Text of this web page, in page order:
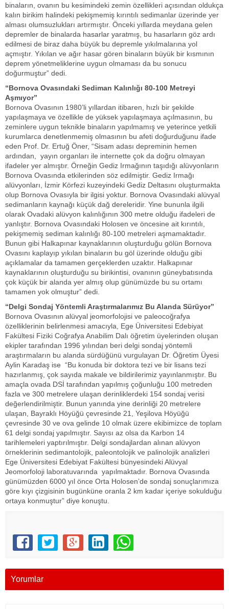
binaların, ovanın bu kesimindeki zemin özellikleri açısından oldukça
kalın birikim halindeki pekişmemiş kırıntılı sedimanlar üzerinde yer
alması olumsuzlukları artırmıştır. Önceki yıllarda meydana gelen
depremler de binalarda hasarlar yaratmış, bu hasarların göz ardı
edilmesi de biraz daha büyük bu depremle yıkılmalarına yol
açmıştır. Yıkılan ve ağır hasar gören binaların büyük bir kısmının
deprem yönetmeliklerine uygun olmaması da bu sonucu
doğurmuştur” dedi.
“Bornova Ovasındaki Sediman Kalınlığı 80-100 Metreyi
Aşmıyor”
Bornova Ovasının 1980’li yıllardan itibaren, hızlı bir şekilde
yapılaşmaya ve özellikle de yüksek yapılaşmaya açılmasının, bu
zeminlere uygun teknikle binaların yapılmamış ve yeterince yetkili
kurumlarca denetlenmemiş olmasının bu afeti doğurduğunu ifade
eden Prof. Dr. Ertuğ Öner, “Sisam adası depreminin hemen
ardından, yayın organları ile internette çok da doğru olmayan
ifadeler yer almıştır. Örneğin Gediz Irmağının taşıdığı alüvyonların
Bornova Ovasında etkilerinden söz edilmiştir. Gediz Irmağı
alüvyonları, İzmir Körfezi kuzeyindeki Gediz Deltasını oluşturmakta
olup Bornova Ovasıyla bir ilgisi yoktur. Bornova Ovasındaki alüvyal
sedimanların kaynağı küçük dağ dereleridir. Yine bununla ilgili
olarak Ovadaki alüvyon kalınlığının 300 metre olduğu ifadeleri de
yanlıştır. Bornova Ovasındaki Holosen ve öncesine ait kırıntılı,
pekişmemiş sediman kalınlığı 80-100 metreleri aşmamaktadır.
Bunun gibi Halkapınar kaynaklarının oluşturduğu gölün Bornova
Ovasını kaplayıp yıkılan binaların bu göl üzerinde olduğu gibi
açıklamalar da tamamen gerçeklerden uzaktır. Halkapınar
kaynaklarının oluşturduğu su birikintisi, ovanının güneybatısında
çok küçük bir alanda yer almış olup günümüzde bu su ortamı
tamamen yok olmuştur” dedi.
“Delgi Sondaj Yöntemli Araştırmalarımız Bu Alanda Sürüyor”
Bornova Ovasının alüvyal jeomorfolojisi ve paleocoğrafya
özelliklerinin belirlenmesi amacıyla, Ege Üniversitesi Edebiyat
Fakültesi Fiziki Coğrafya Anabilim Dalı öğretim üyelerinden oluşan
ekipler tarafından 1996 yılından beri delgi sondaj yöntemli
araştırmaların bu alanda sürdüğünü vurgulayan Dr. Öğretim Üyesi
Aylin Karadaş ise “Bu konuda bir doktora tezi ve bir lisans tezi
hazırlanmış, çok sayıda makale ve bildirilerimiz yayınlanmıştır. Bu
amaçla ovada DSİ tarafından yapılmış çoğunluğu 100 metreden
fazla ve 300 metrelere ulaşan derinliklerdeki 154 sondaj verisi
değerlendirilmiştir. Bunun yanında yine derinliği 20 metrelere
ulaşan, Bayraklı Höyüğü çevresinde 21, Yeşilova Höyüğü
çevresinde 30 ve ova gelinde 10 olmak üzere ekibimizce de toplam
61 delgi sondaj yapılmıştır. Sayısı az olsa da Karbon 14
tarihlemeleri yaptırılmıştır. Delgi sondajlardan alınan alüvyon
örneklerinin sedimantolojik, paleontolojik ve palinolojik analizleri
Ege Üniversitesi Edebiyat Fakültesi bünyesindeki Alüvyal
Jeomorfoloji laboratuvarında yapılmaktadır. Bornova Ovasında
günümüzden 6000 yıl önce Orta Holosen’de sondaj sonuçlarımıza
göre kıyı çizgisinin bugünküne oranla 2 km kadar içeriye sokulduğu
ortaya konmuştur” diye konuştu.
Yorumlar